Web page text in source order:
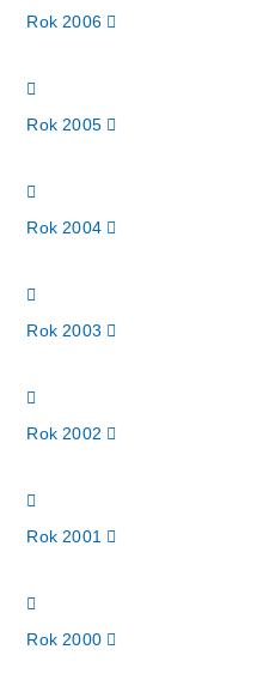
Rok 2006
Rok 2005
Rok 2004
Rok 2003
Rok 2002
Rok 2001
Rok 2000